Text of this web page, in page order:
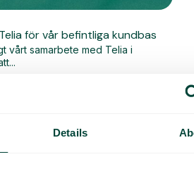
Details
för vår befintliga kundbas
vårt samarbete med Telia i